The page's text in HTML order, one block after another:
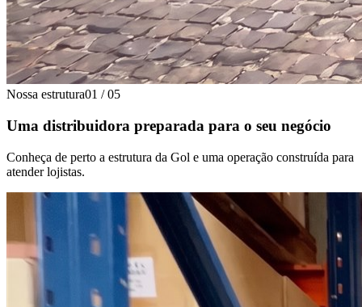
Nossa estrutura01 / 05
Uma distribuidora preparada para o seu negócio
Conheça de perto a estrutura da Gol e uma operação construída para
atender lojistas.